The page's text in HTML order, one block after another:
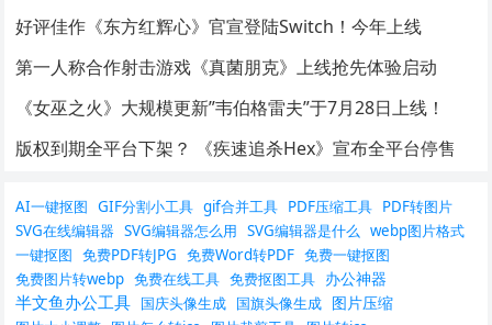
好评佳作《东方红辉心》官宣登陆Switch！今年上线
第一人称合作射击游戏《真菌朋克》上线抢先体验启动
《女巫之火》大规模更新”韦伯格雷夫”于7月28日上线！
版权到期全平台下架？ 《疾速追杀Hex》宣布全平台停售
AI一键抠图 GIF分割小工具 gif合并工具 PDF压缩工具 PDF转图片
SVG在线编辑器 SVG编辑器怎么用 SVG编辑器是什么 webp图片格式
一键抠图 免费PDF转JPG 免费Word转PDF 免费一键抠图
免费图片转webp 免费在线工具 免费抠图工具 办公神器
半文鱼办公工具 国庆头像生成 国旗头像生成 图片压缩